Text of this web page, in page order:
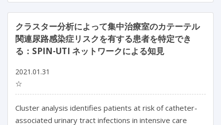
クラスター分析によって集中治療室のカテーテル
関連尿路感染症リスクを有する患者を特定でき
る：SPIN-UTI ネットワークによる知見
2021.01.31
☆
Cluster analysis identifies patients at risk of catheter-
associated urinary tract infections in intensive care